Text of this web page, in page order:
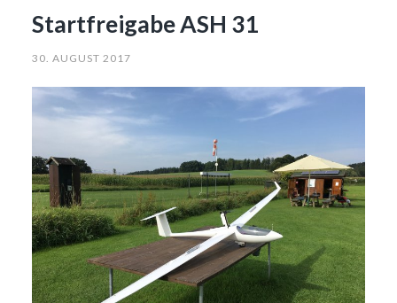
Startfreigabe ASH 31
30. AUGUST 2017